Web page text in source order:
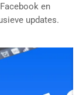
en
updates.